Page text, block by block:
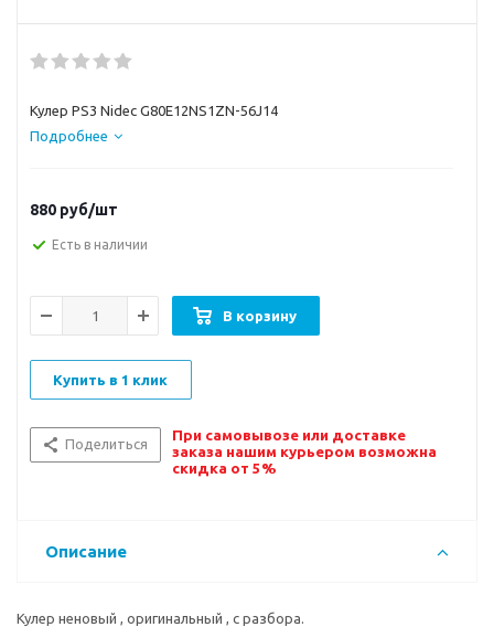
Кулер PS3 Nidec G80E12NS1ZN-56J14
Подробнее
880 руб/шт
Есть в наличии
В корзину
Купить в 1 клик
Поделиться
При самовывозе или доставке
заказа нашим курьером возможна
скидка от 5%
Описание
Кулер неновый , оригинальный , с разбора.